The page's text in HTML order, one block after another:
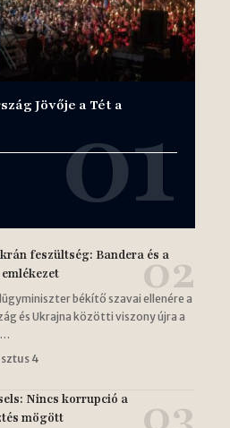
Jövője a Tét a
feszültség: Bandera és a
békítő szavai ellenére a
és Ukrajna közötti viszony újra a
4
Nincs korrupció a
mögött